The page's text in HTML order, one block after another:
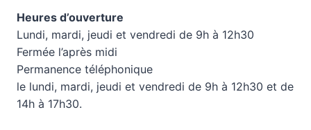
Heures d’ouverture
Lundi, mardi, jeudi et vendredi de 9h à 12h30
Fermée l’après midi
Permanence téléphonique
le lundi, mardi, jeudi et vendredi de 9h à 12h30 et de
14h à 17h30.